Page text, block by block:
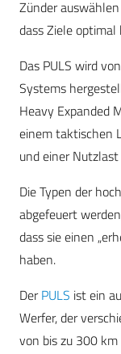
Zünder
dass Ziele
Das PULS wird
Systems
Heavy Expanded
einem taktischen
und einer
Die Typen der
abgefeuert
dass sie einen
haben.
DerPULS ist ein
Werfer, der
von bis zu 300